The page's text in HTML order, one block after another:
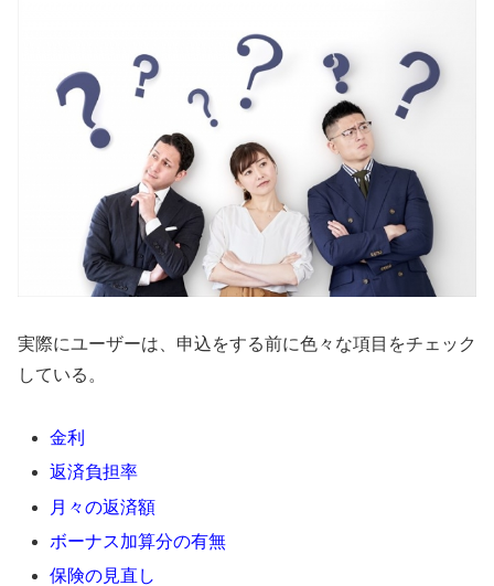
実際にユーザーは、申込をする前に色々な項目をチェック
している。
金利
返済負担率
月々の返済額
ボーナス加算分の有無
保険の見直し